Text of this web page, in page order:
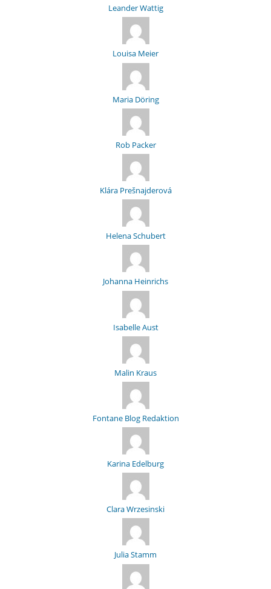
Leander Wattig
Louisa Meier
Maria Döring
Rob Packer
Klára Prešnajderová
Helena Schubert
Johanna Heinrichs
Isabelle Aust
Malin Kraus
Fontane Blog Redaktion
Karina Edelburg
Clara Wrzesinski
Julia Stamm